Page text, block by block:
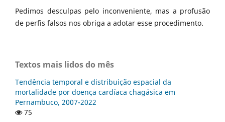
Pedimos desculpas pelo inconveniente, mas a profusão
de perfis falsos nos obriga a adotar esse procedimento.
Textos mais lidos do mês
Tendência temporal e distribuição espacial da
mortalidade por doença cardíaca chagásica em
Pernambuco, 2007-2022
75